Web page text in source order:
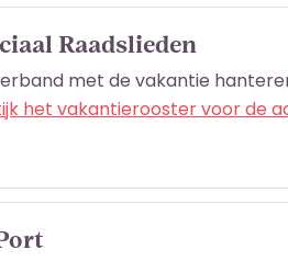
Raadslieden
met de vakantie
het vakantierooster voor de